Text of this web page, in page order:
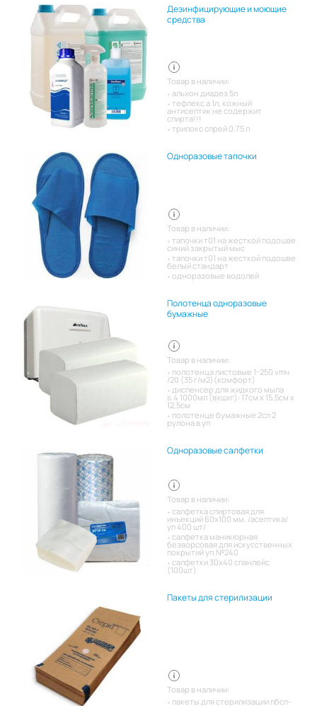
Дезинфицирующие и моющие
средства
Товар в наличии:
альхон диадез 5л
тефлекс а 1л, кожный
антисептик не содержит
спирта!!!
трилокс спрей 0.75 л
Одноразовые тапочки
Товар в наличии:
тапочки т01 на жесткой подошве
синий закрытый мыс
тапочки т01 на жесткой подошве
белый стандарт
одноразовые водолей
Полотенца одноразовые
бумажные
Товар в наличии:
полотенца листовые 1-250 vmч
/20 (35 г/м2)(комфорт)
диспенсер для жидкого мыла
s.4 1000мл (вхшхг): 17см x 15,5см x
12,5см
полотенце бумажные 2сл 2
рулона в уп
Одноразовые салфетки
Товар в наличии:
салфетка спиртовая для
инъекций 60х100 мм. /асептика/
уп 400 шт/
салфетка маникюрная
безворсовая для искусственных
покрытий уп.№240
салфетки 30х40 спанлейс
(100шт)
Пакеты для стерилизации
Товар в наличии:
пакеты для стерилизации пбсп-